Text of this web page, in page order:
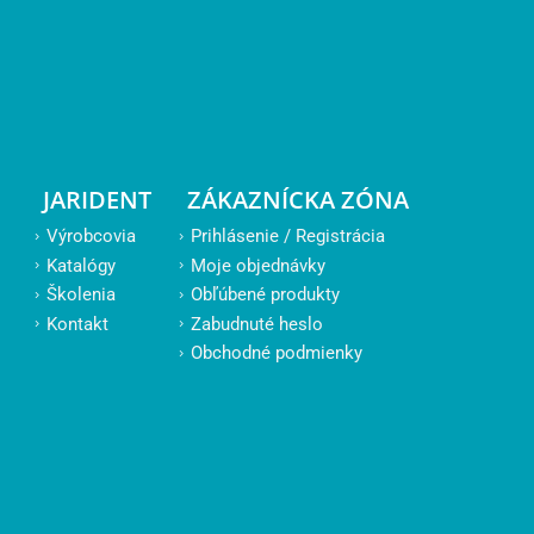
JARIDENT
Výrobcovia
Katalógy
Školenia
Kontakt
ZÁKAZNÍCKA ZÓNA
Prihlásenie / Registrácia
Moje objednávky
Obľúbené produkty
Zabudnuté heslo
Obchodné podmienky